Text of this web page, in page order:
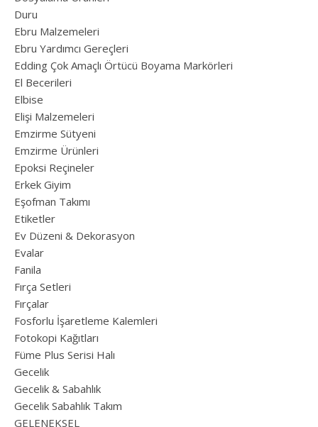
Duru
Ebru Malzemeleri
Ebru Yardımcı Gereçleri
Edding Çok Amaçlı Örtücü Boyama Markörleri
El Becerileri
Elbise
Elişi Malzemeleri
Emzirme Sütyeni
Emzirme Ürünleri
Epoksi Reçineler
Erkek Giyim
Eşofman Takımı
Etiketler
Ev Düzeni & Dekorasyon
Evalar
Fanila
Fırça Setleri
Fırçalar
Fosforlu İşaretleme Kalemleri
Fotokopi Kağıtları
Füme Plus Serisi Halı
Gecelik
Gecelik & Sabahlık
Gecelik Sabahlık Takım
GELENEKSEL